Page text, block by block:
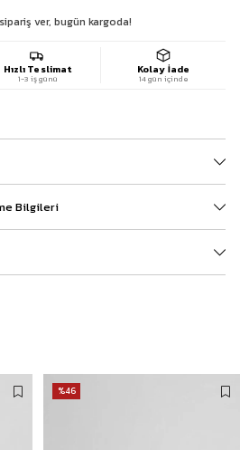
ver, bugün kargoda!
Hızlı Teslimat
1-3 iş günü
Kolay İade
14 gün içinde
Bilgileri
%46